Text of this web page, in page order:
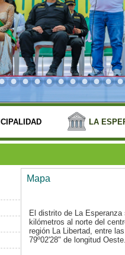
LA
Mapa
El distrito de La
kilómetros al norte del
región La Libertad, entre
79º02'28" de longitud